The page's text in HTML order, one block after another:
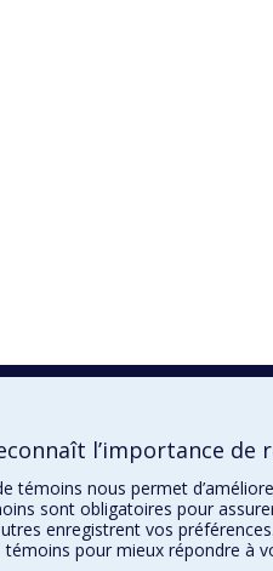
l’importance de
témoins nous permet
sont obligatoires pour
enregistrent vos
pour mieux répondre à